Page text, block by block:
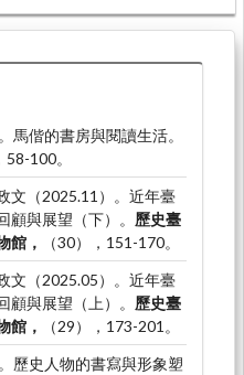
馬偕的書房與閱讀生活。
58-100。
文（2025.11）。近年臺
顧與展望（下）。 歷史臺
館，
（30），151-170。
文（2025.05）。近年臺
顧與展望（上）。 歷史臺
館，
（29），173-201。
歷史人物的書寫與形象塑